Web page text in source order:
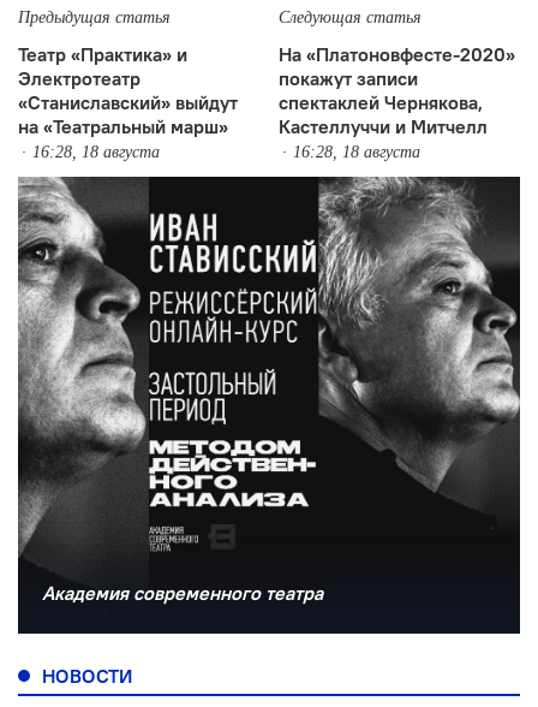
Предыдущая статья
Театр «Практика» и
Электротеатр
«Станиславский» выйдут
на «Театральный марш»
16:28, 18 августа
Следующая статья
На «Платоновфесте-2020»
покажут записи
спектаклей Чернякова,
Кастеллуччи и Митчелл
16:28, 18 августа
Академия современного театра
НОВОСТИ